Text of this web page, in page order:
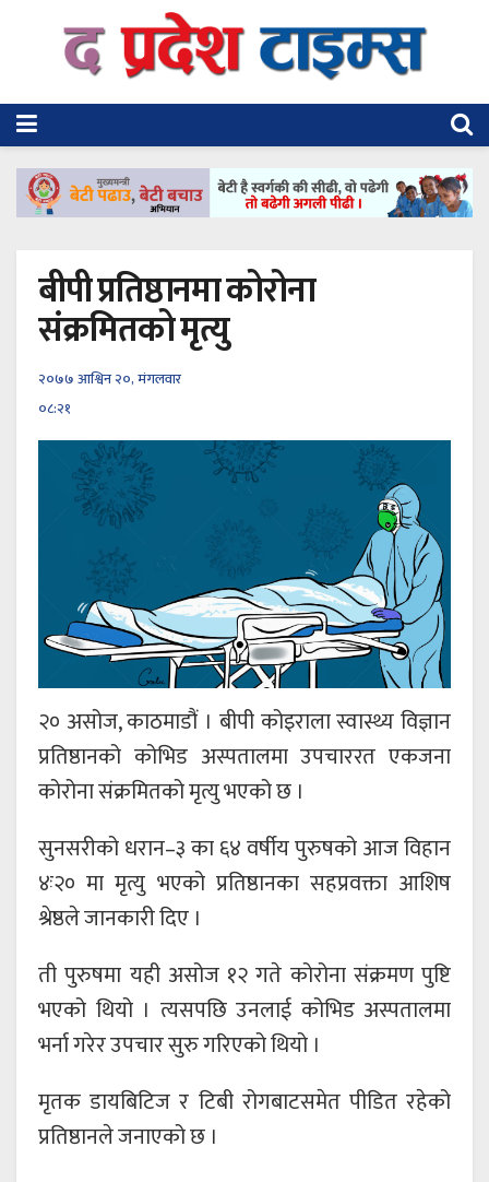
बीपी प्रतिष्ठानमा कोरोना
संक्रमितको मृत्यु
२०७७ आश्विन २०, मंगलवार
०८:२१
२० असोज, काठमाडौं । बीपी कोइराला स्वास्थ्य विज्ञान
प्रतिष्ठानको कोभिड अस्पतालमा उपचाररत एकजना
कोरोना संक्रमितको मृत्यु भएको छ ।
सुनसरीको धरान–३ का ६४ वर्षीय पुरुषको आज विहान
४ः२० मा मृत्यु भएको प्रतिष्ठानका सहप्रवक्ता आशिष
श्रेष्ठले जानकारी दिए ।
ती पुरुषमा यही असोज १२ गते कोरोना संक्रमण पुष्टि
भएको थियो । त्यसपछि उनलाई कोभिड अस्पतालमा
भर्ना गरेर उपचार सुरु गरिएको थियो ।
मृतक डायबिटिज र टिबी रोगबाटसमेत पीडित रहेको
प्रतिष्ठानले जनाएको छ ।